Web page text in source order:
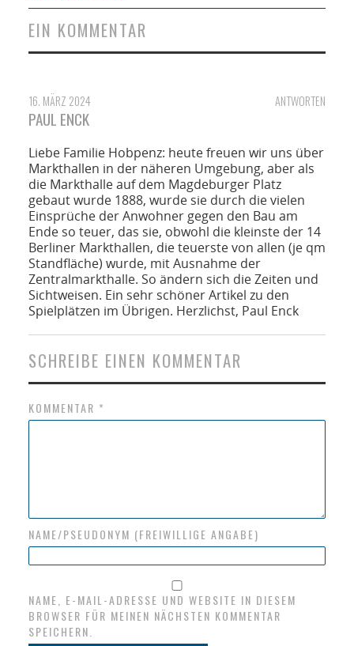
EIN KOMMENTAR
ANTWORTEN
16. MÄRZ 2024
PAUL ENCK
Liebe Familie Hobpenz: heute freuen wir uns über
Markthallen in der näheren Umgebung, aber als
die Markthalle auf dem Magdeburger Platz
gebaut wurde 1888, wurde sie durch die vielen
Einsprüche der Anwohner gegen den Bau am
Ende so teuer, das sie, obwohl die kleinste der 14
Berliner Markthallen, die teuerste von allen (je qm
Standfläche) wurde, mit Ausnahme der
Zentralmarkthalle. So ändern sich die Zeiten und
Sichtweisen. Ein sehr schöner Artikel zu den
Spielplätzen im Übrigen. Herzlichst, Paul Enck
SCHREIBE EINEN KOMMENTAR
KOMMENTAR *
NAME/PSEUDONYM (FREIWILLIGE ANGABE)
NAME, E-MAIL-ADRESSE UND WEBSITE IN DIESEM
BROWSER FÜR MEINEN NÄCHSTEN KOMMENTAR
SPEICHERN.